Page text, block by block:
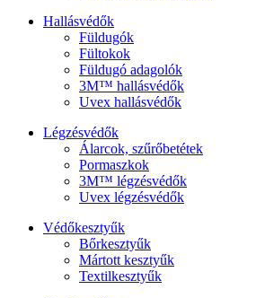
Hallásvédők
Füldugók
Fültokok
Füldugó adagolók
3M™ hallásvédők
Uvex hallásvédők
Légzésvédők
Álarcok, szűrőbetétek
Pormaszkok
3M™ légzésvédők
Uvex légzésvédők
Védőkesztyűk
Bőrkesztyűk
Mártott kesztyűk
Textilkesztyűk